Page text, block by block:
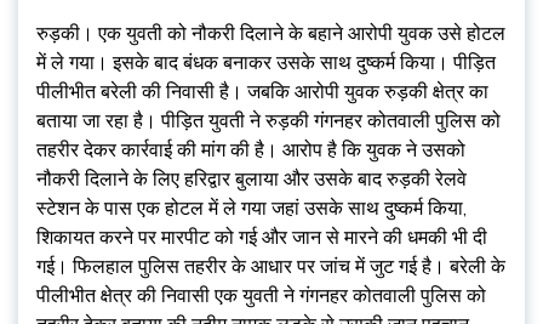
रुड़की। एक युवती को नौकरी दिलाने के बहाने आरोपी युवक उसे होटल
में ले गया। इसके बाद बंधक बनाकर उसके साथ दुष्कर्म किया। पीड़ित
पीलीभीत बरेली की निवासी है। जबकि आरोपी युवक रुड़की क्षेत्र का
बताया जा रहा है। पीड़ित युवती ने रुड़की गंगनहर कोतवाली पुलिस को
तहरीर देकर कार्रवाई की मांग की है। आरोप है कि युवक ने उसको
नौकरी दिलाने के लिए हरिद्वार बुलाया और उसके बाद रुड़की रेलवे
स्टेशन के पास एक होटल में ले गया जहां उसके साथ दुष्कर्म किया,
शिकायत करने पर मारपीट को गई और जान से मारने की धमकी भी दी
गई। फिलहाल पुलिस तहरीर के आधार पर जांच में जुट गई है। बरेली के
पीलीभीत क्षेत्र की निवासी एक युवती ने गंगनहर कोतवाली पुलिस को